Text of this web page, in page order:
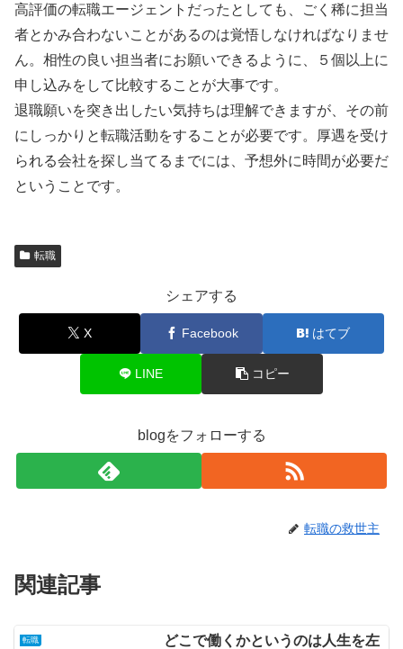
高評価の転職エージェントだったとしても、ごく稀に担当
者とかみ合わないことがあるのは覚悟しなければなりませ
ん。相性の良い担当者にお願いできるように、５個以上に
申し込みをして比較することが大事です。
退職願いを突き出したい気持ちは理解できますが、その前
にしっかりと転職活動をすることが必要です。厚遇を受け
られる会社を探し当てるまでには、予想外に時間が必要だ
ということです。
転職
シェアする
X Facebook はてブ
LINE コピー
blogをフォローする
転職の救世主
関連記事
転職
どこで働くかというのは人生を左